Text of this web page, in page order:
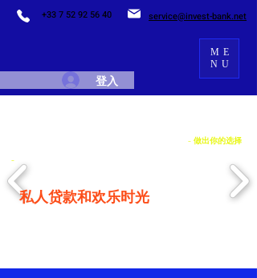
+33 7 52 92 56 40
登入
service@invest-bank.net
ME
NU
- 做出你的选择
-
私人贷款和欢乐时光